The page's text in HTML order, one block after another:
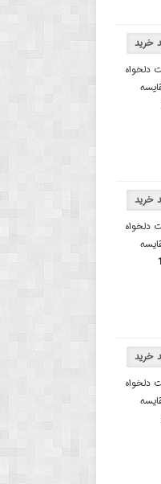
دلخواه
دلخواه
دلخواه